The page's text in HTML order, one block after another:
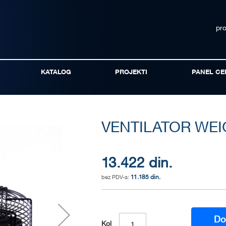
KATALOG PROJEKTI PANEL
VENTILATOR
13.422 din.
11.185 din.
Kol